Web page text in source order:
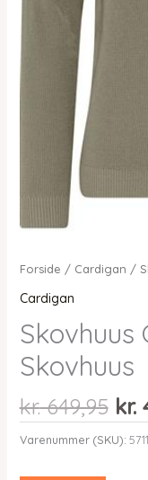
Forside / Cardigan /
Cardigan
Skovhuus
Skovhuus
kr.649,95 kr.
Varenummer (SKU):